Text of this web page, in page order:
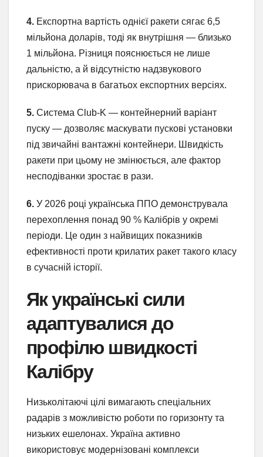
4. Експортна вартість однієї ракети сягає 6,5
мільйона доларів, тоді як внутрішня — близько
1 мільйона. Різниця пояснюється не лише
дальністю, а й відсутністю надзвукового
прискорювача в багатьох експортних версіях.
5. Система Club-K — контейнерний варіант
пуску — дозволяє маскувати пускові установки
під звичайні вантажні контейнери. Швидкість
ракети при цьому не змінюється, але фактор
несподіванки зростає в рази.
6. У 2026 році українська ППО демонструвала
перехоплення понад 90 % Калібрів у окремі
періоди. Це один з найвищих показників
ефективності проти крилатих ракет такого класу
в сучасній історії.
Як українські сили
адаптувалися до
профілю швидкості
Калібру
Низьколітаючі цілі вимагають спеціальних
радарів з можливістю роботи по горизонту та
низьких ешелонах. Україна активно
використовує модернізовані комплекси